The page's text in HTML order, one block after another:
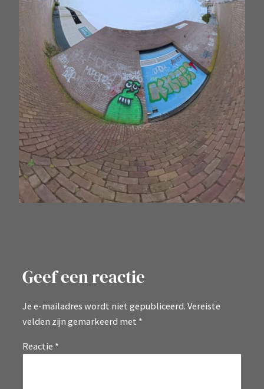
Geef een reactie
Je e-mailadres wordt niet gepubliceerd. Vereiste
velden zijn gemarkeerd met *
Reactie *